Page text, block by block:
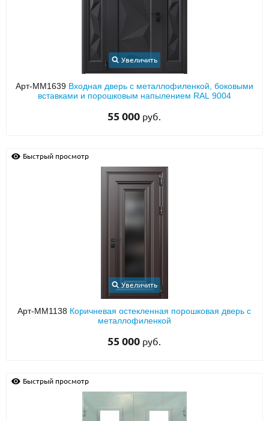
Увеличить
Арт-ММ1639 Входная дверь с металлофиленкой, боковыми
вставками и порошковым напылением RAL 9004
55 000 руб.
Быстрый просмотр
Увеличить
Арт-ММ1138 Коричневая остекленная порошковая дверь с
металлофиленкой
55 000 руб.
Быстрый просмотр